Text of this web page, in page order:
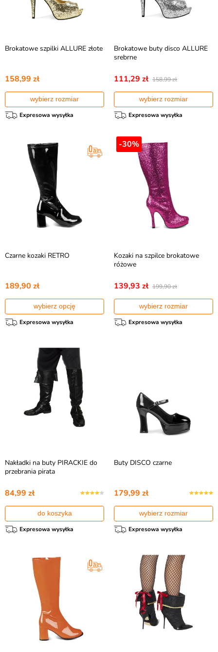
Brokatowe szpilki ALLURE złote
158,99 zł
wybierz rozmiar
Expresowa wysyłka
Brokatowe buty disco ALLURE
srebrne
111,29 zł 158,99 zł
wybierz rozmiar
Expresowa wysyłka
Czarne kozaki RETRO
189,90 zł
wybierz opcję
Expresowa wysyłka
-30%
Kozaki na szpilce brokatowe
różowe
139,93 zł 199,90 zł
wybierz rozmiar
Expresowa wysyłka
Nakładki na buty PIRACKIE do
przebrania pirata
84,99 zł
do koszyka
Expresowa wysyłka
Buty DISCO czarne
179,99 zł
wybierz rozmiar
Expresowa wysyłka